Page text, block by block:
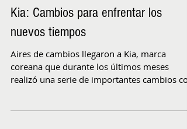
Kia: Cambios para enfrentar los
nuevos tiempos
Aires de cambios llegaron a Kia, marca
coreana que durante los últimos meses
realizó una serie de importantes cambios con